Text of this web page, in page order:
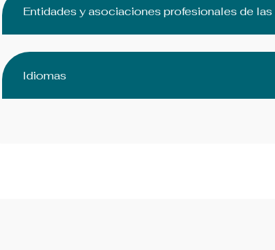
Entidades y asociaciones profesionales de
Idiomas